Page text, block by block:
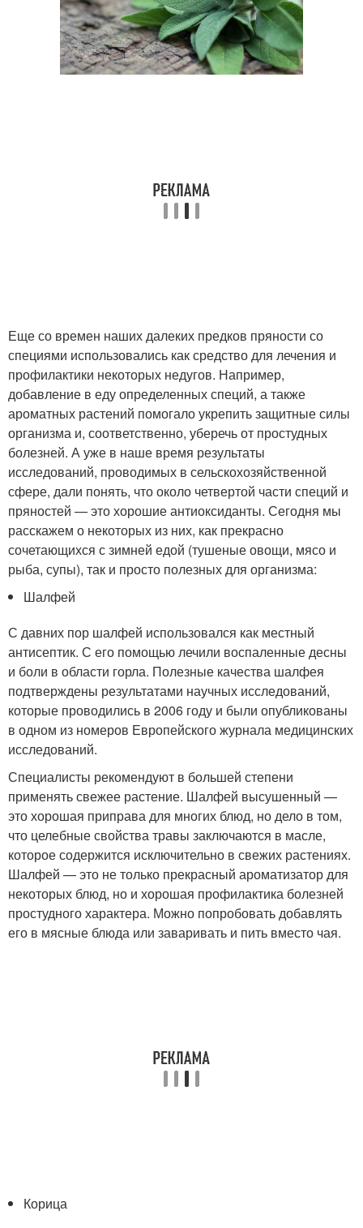
Еще со времен наших далеких предков пряности со
специями использовались как средство для лечения и
профилактики некоторых недугов. Например,
добавление в еду определенных специй, а также
ароматных растений помогало укрепить защитные силы
организма и, соответственно, уберечь от простудных
болезней. А уже в наше время результаты
исследований, проводимых в сельскохозяйственной
сфере, дали понять, что около четвертой части специй и
пряностей — это хорошие антиоксиданты. Сегодня мы
расскажем о некоторых из них, как прекрасно
сочетающихся с зимней едой (тушеные овощи, мясо и
рыба, супы), так и просто полезных для организма:
Шалфей
С давних пор шалфей использовался как местный
антисептик. С его помощью лечили воспаленные десны
и боли в области горла. Полезные качества шалфея
подтверждены результатами научных исследований,
которые проводились в 2006 году и были опубликованы
в одном из номеров Европейского журнала медицинских
исследований.
Специалисты рекомендуют в большей степени
применять свежее растение. Шалфей высушенный —
это хорошая приправа для многих блюд, но дело в том,
что целебные свойства травы заключаются в масле,
которое содержится исключительно в свежих растениях.
Шалфей — это не только прекрасный ароматизатор для
некоторых блюд, но и хорошая профилактика болезней
простудного характера. Можно попробовать добавлять
его в мясные блюда или заваривать и пить вместо чая.
Корица